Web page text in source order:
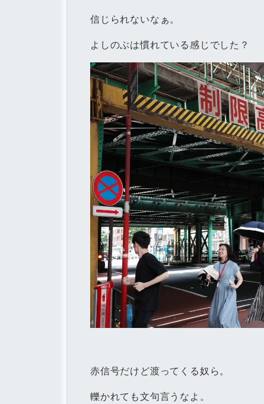
信じられないなぁ。
よしのぶは慣れている感じでした？
赤信号だけど渡ってくる奴ら。
轢かれても文句言うなよ。